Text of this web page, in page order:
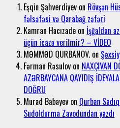
Eşqin Şahverdiyev on Rövşən
fəlsəfəsi və Qarabağ zəfəri
Kamran Hacızade on İşğaldan
üçün icazə verilmir? – VİDEO
MƏMMƏD QURBANOV. on
Fərman Rəsulov on NAXÇIVAN
AZƏRBAYCANA QAYIDIŞ
DOĞRU
Murad Babayev on Qurban
Sudoldurma Zavodundan yazdı